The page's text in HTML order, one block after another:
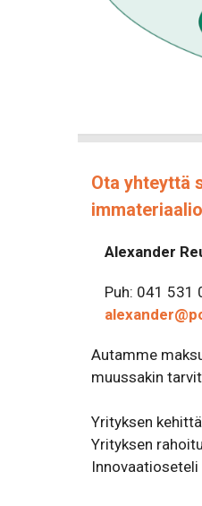
Ota yhteyttä
Alexander
Puh: 041 531
Autamme
muussakin
Yrityksen
Yrityksen
Innovaatioseteli